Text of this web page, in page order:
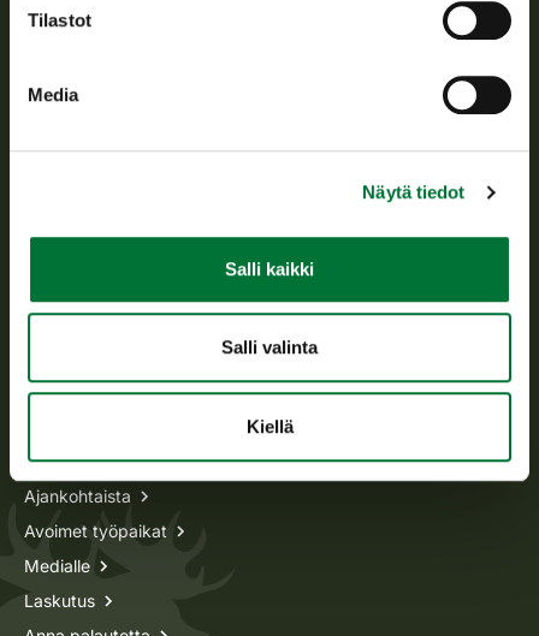
Tilastot
Media
Näytä tiedot
Salli kaikki
Salli valinta
Kiellä
asiakaspalvelu@riista.fi
Usein kysytyt kysymykset
Metsästyskortti-asiat
Ajankohtaista
Avoimet työpaikat
Medialle
Laskutus